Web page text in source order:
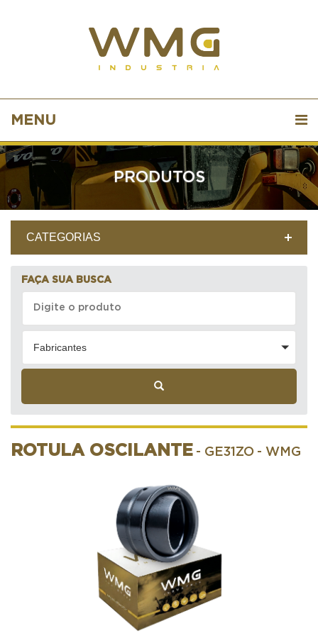
MENU
PRODUTOS
CATEGORIAS
FAÇA SUA BUSCA
Fabricantes
ROTULA OSCILANTE - GE31ZO - WMG